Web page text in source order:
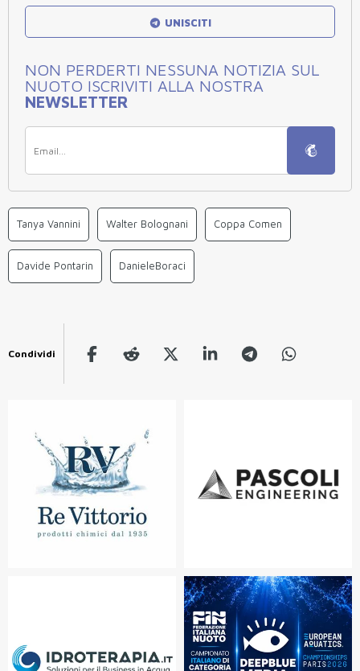
UNISCITI
NON PERDERTI NESSUNA NOTIZIA SUL
NUOTO ISCRIVITI ALLA NOSTRA
NEWSLETTER
Tanya Vannini Walter Bolognani Coppa Comen
Davide Pontarin DanieleBoraci
Condividi